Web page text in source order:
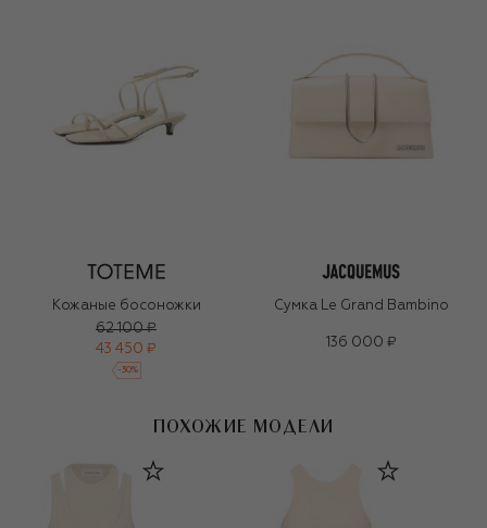
Кожаные босоножки
62 100 ₽
43 450 ₽
-30%
Сумка Le Grand Bambino
136 000 ₽
ПОХОЖИЕ МОДЕЛИ